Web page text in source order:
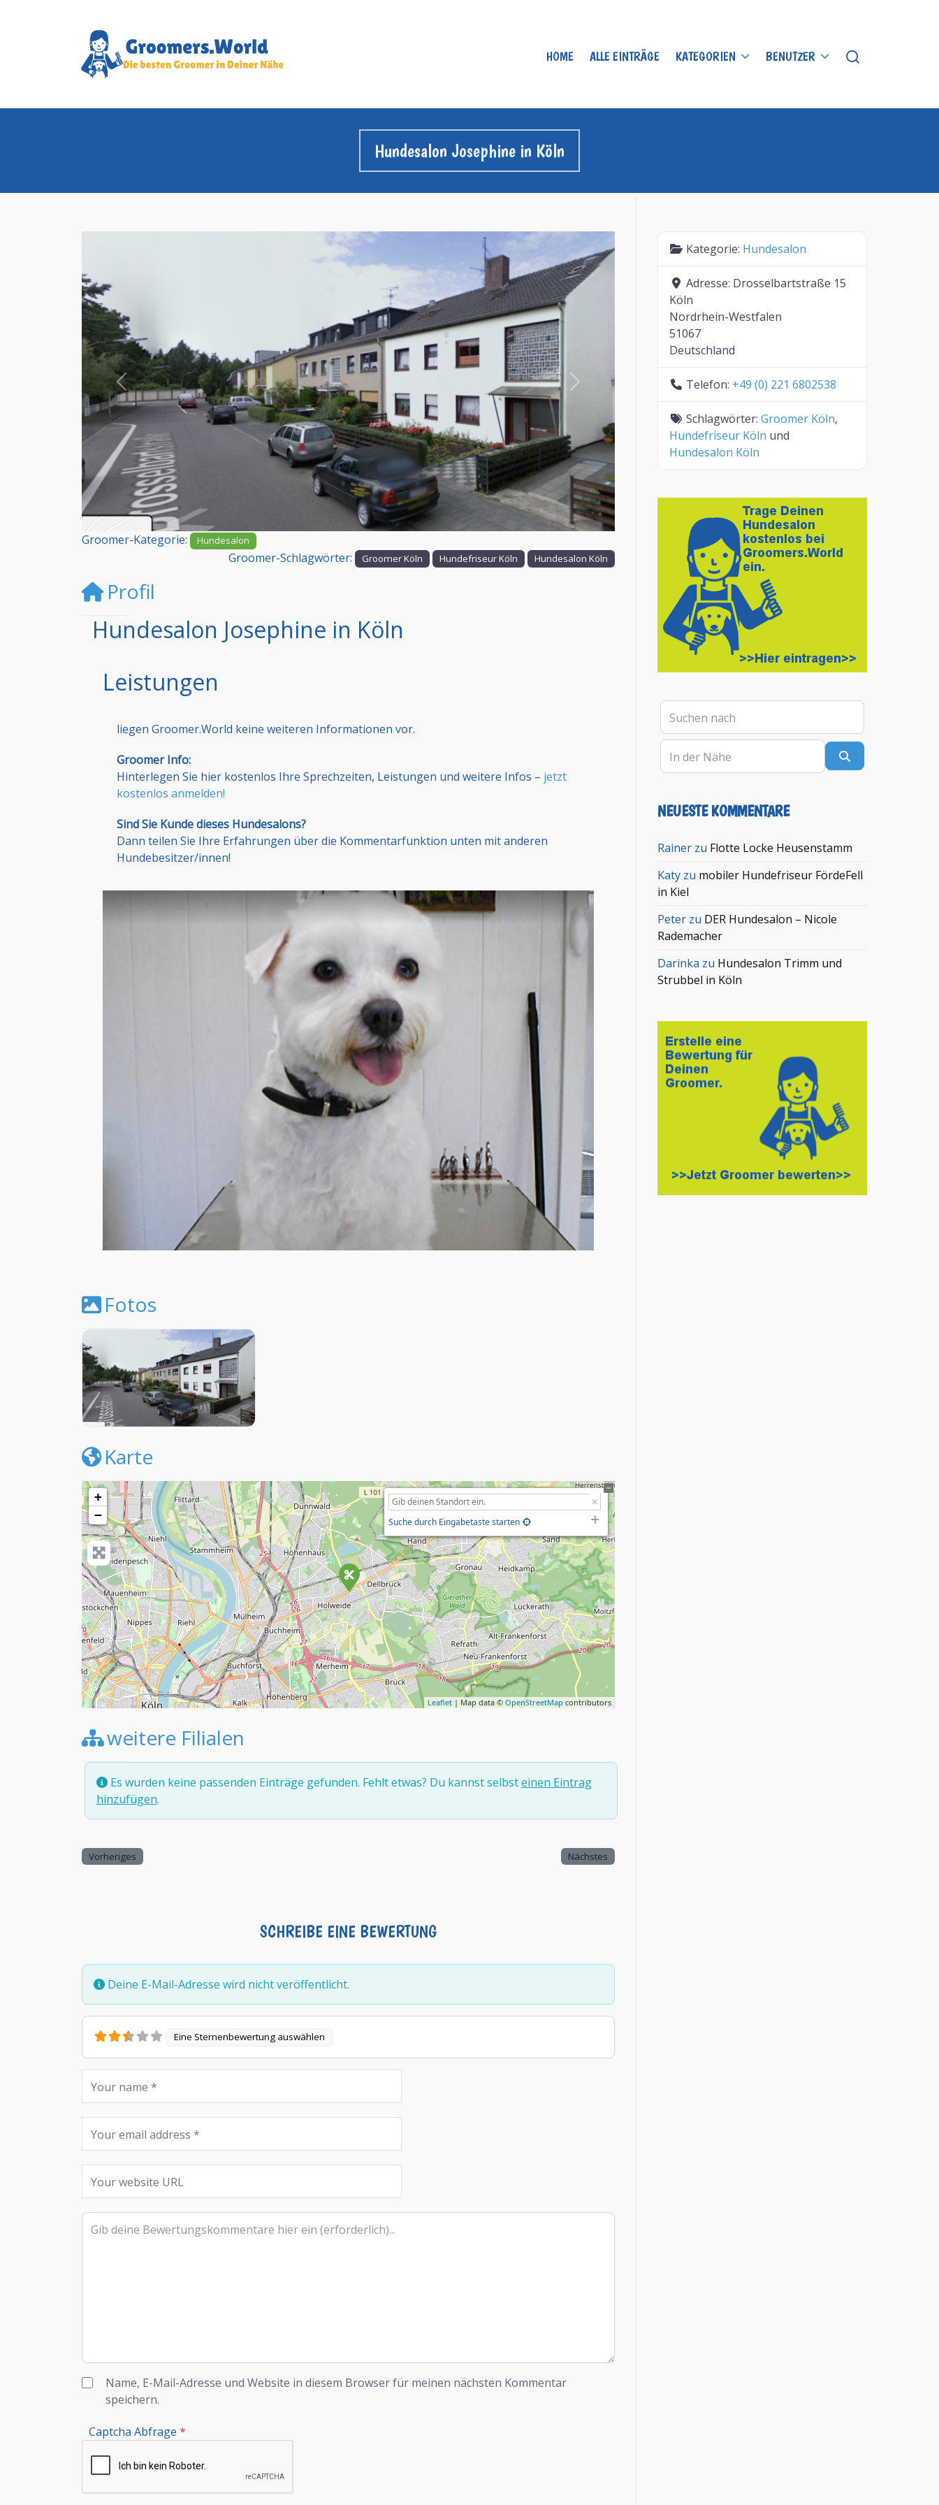
HOME ALLE EINTRÄGE KATEGORIEN BENUTZER
Hundesalon Josephine in Köln
Vorheriges Nächstes
Groomer-Kategorie: Hundesalon
Groomer-Schlagwörter: Groomer Köln Hundefriseur Köln Hundesalon Köln
Profil
Hundesalon Josephine in Köln
Leistungen
liegen Groomer.World keine weiteren Informationen vor.
Groomer Info:
Hinterlegen Sie hier kostenlos Ihre Sprechzeiten, Leistungen und weitere Infos – jetzt
kostenlos anmelden!
Sind Sie Kunde dieses Hundesalons?
Dann teilen Sie Ihre Erfahrungen über die Kommentarfunktion unten mit anderen
Hundebesitzer/innen!
Fotos
Karte
+
−
Suche durch Eingabetaste starten
Leaflet | Map data ©OpenStreetMap contributors
weitere Filialen
Es wurden keine passenden Einträge gefunden. Fehlt etwas? Du kannst selbsteinen Eintrag
hinzufügen.
Vorheriges Nächstes
SCHREIBE EINE BEWERTUNG
Deine E-Mail-Adresse wird nicht veröffentlicht.
Eine Sternenbewertung auswählen
Rezensionstext
Name, E-Mail-Adresse und Website in diesem Browser für meinen nächsten Kommentar
speichern.
Captcha Abfrage *
Kategorie: Hundesalon
Adresse: Drosselbartstraße 15
Köln
Nordrhein-Westfalen
51067
Deutschland
Telefon: +49 (0) 221 6802538
Schlagwörter:Groomer Köln,
Hundefriseur Köln und
Hundesalon Köln
Suchen nach
In der Nähe
NEUESTE KOMMENTARE
Rainer zu Flotte Locke Heusenstamm
Katy zu mobiler Hundefriseur FördeFell
in Kiel
Peter zu DER Hundesalon – Nicole
Rademacher
Darinka zu Hundesalon Trimm und
Strubbel in Köln